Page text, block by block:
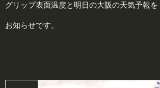
グリップ表面温度と明日の大阪の天気予報を
お知らせです。